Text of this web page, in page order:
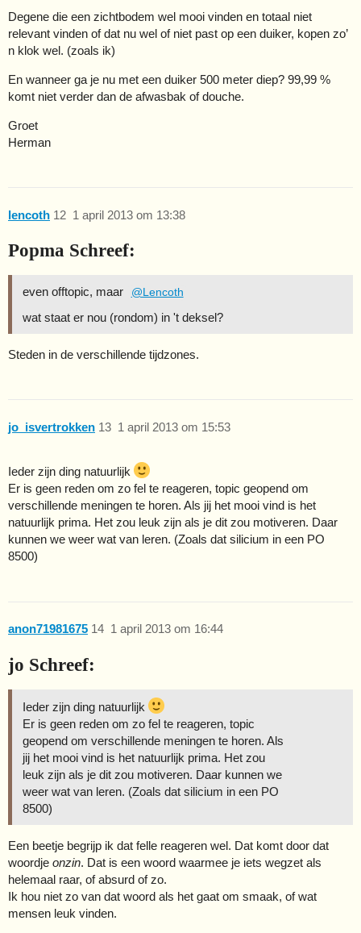
Degene die een zichtbodem wel mooi vinden en totaal niet
relevant vinden of dat nu wel of niet past op een duiker, kopen zo’
n klok wel. (zoals ik)
En wanneer ga je nu met een duiker 500 meter diep? 99,99 %
komt niet verder dan de afwasbak of douche.
Groet
Herman
lencoth 1 april 2013 om 13:38
12
Popma Schreef:
even offtopic, maar @Lencoth
wat staat er nou (rondom) in 't deksel?
Steden in de verschillende tijdzones.
jo_isvertrokken 1 april 2013 om 15:53
13
Ieder zijn ding natuurlijk
Er is geen reden om zo fel te reageren, topic geopend om
verschillende meningen te horen. Als jij het mooi vind is het
natuurlijk prima. Het zou leuk zijn als je dit zou motiveren. Daar
kunnen we weer wat van leren. (Zoals dat silicium in een PO
8500)
anon71981675 1 april 2013 om 16:44
14
jo Schreef:
Ieder zijn ding natuurlijk
Er is geen reden om zo fel te reageren, topic
geopend om verschillende meningen te horen. Als
jij het mooi vind is het natuurlijk prima. Het zou
leuk zijn als je dit zou motiveren. Daar kunnen we
weer wat van leren. (Zoals dat silicium in een PO
8500)
Een beetje begrijp ik dat felle reageren wel. Dat komt door dat
woordje onzin. Dat is een woord waarmee je iets wegzet als
helemaal raar, of absurd of zo.
Ik hou niet zo van dat woord als het gaat om smaak, of wat
mensen leuk vinden.